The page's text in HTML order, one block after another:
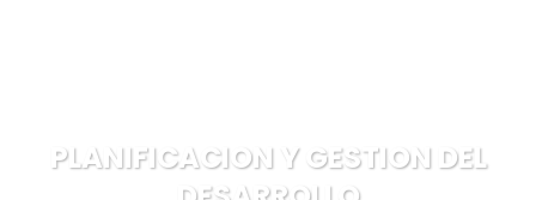
PLANIFICACION Y GESTION DEL